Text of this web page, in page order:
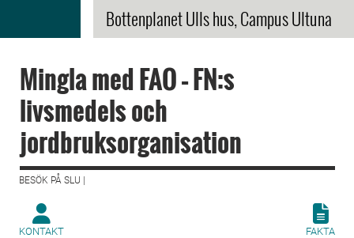
Bottenplanet Ulls hus, Campus Ultuna
Mingla med FAO – FN:s
livsmedels och
jordbruksorganisation
BESÖK PÅ SLU |
KONTAKT FAKTA